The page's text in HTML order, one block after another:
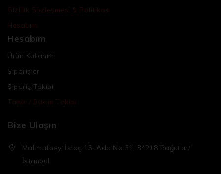
Gizlilik Sözleşmesi & Politikası
Hesabım
Hesabım
Ürün Kullanımı
Siparişler
Sipariş Takibi
Tamir / Bakım Takibi
Bize Ulaşın
Mahmutbey, İstoç 15. Ada No:31, 34218 Bağcılar/
İstanbul